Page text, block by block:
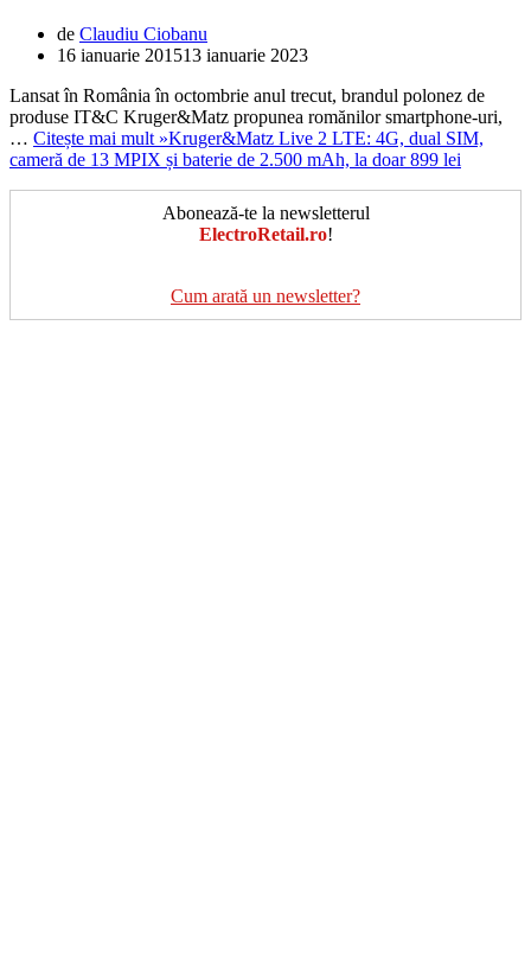
de Claudiu Ciobanu
16 ianuarie 201513 ianuarie 2023
Lansat în România în octombrie anul trecut, brandul polonez de
produse IT&C Kruger&Matz propunea romănilor smartphone-uri,
… Citește mai mult »Kruger&Matz Live 2 LTE: 4G, dual SIM,
cameră de 13 MPIX și baterie de 2.500 mAh, la doar 899 lei
Abonează-te la newsletterul
ElectroRetail.ro!
Cum arată un newsletter?